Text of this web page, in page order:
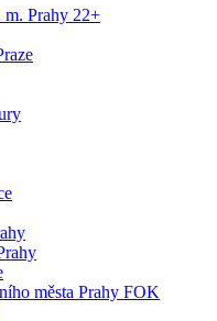
Prahy 22+
města Prahy FOK